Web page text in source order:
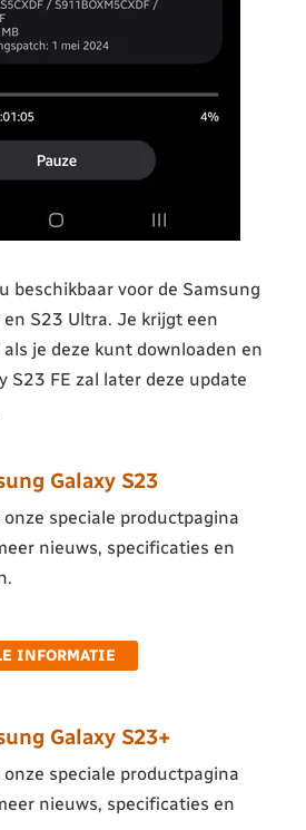
beschikbaar voor de Samsung
en S23 Ultra. Je krijgt een
je deze kunt downloaden en
S23 FE zal later deze update
Galaxy S23
onze speciale productpagina
nieuws, specificaties en
INFORMATIE
Galaxy S23+
onze speciale productpagina
nieuws, specificaties en